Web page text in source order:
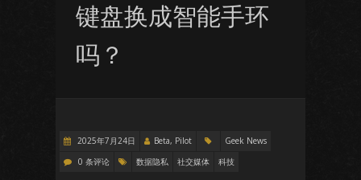
键盘换成智能手环
吗？
2025年7月24日 Beta, Pilot
Geek News
0 条评论
数据隐私 社交媒体 科技